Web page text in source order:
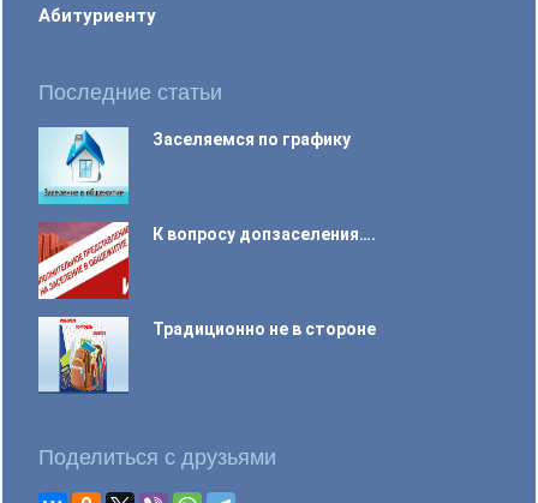
Абитуриенту
Последние статьи
Заселяемся по графику
К вопросу допзаселения….
Традиционно не в стороне
Поделиться с друзьями